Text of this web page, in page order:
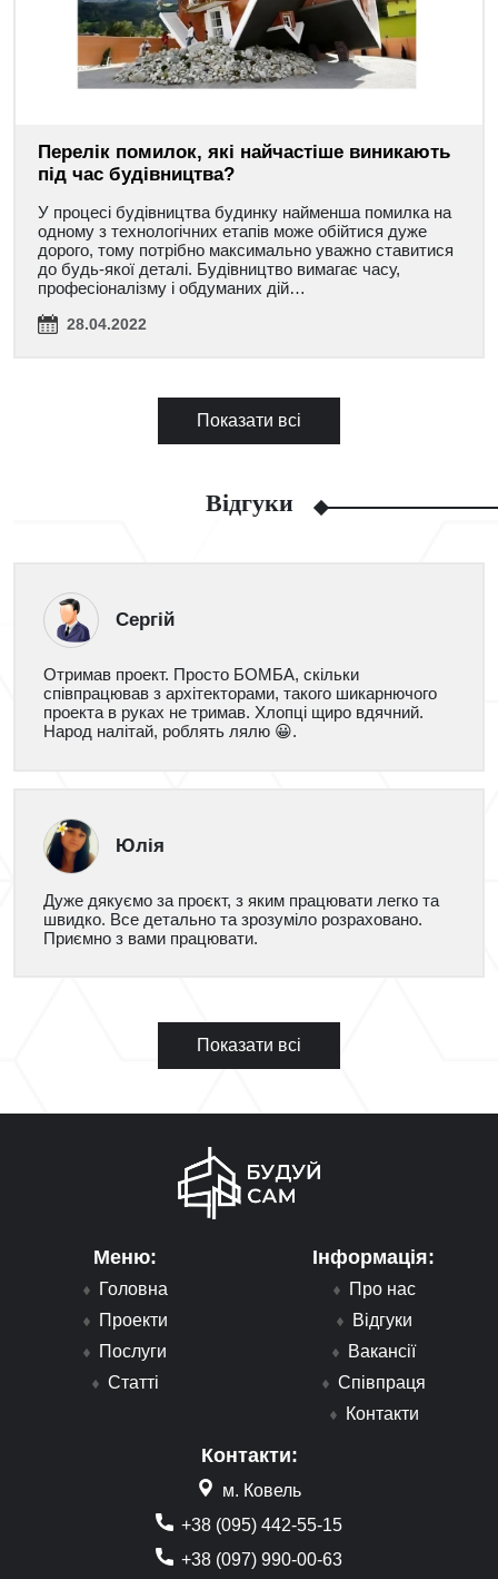
Перелік помилок, які найчастіше виникають
під час будівництва?
У процесі будівництва будинку найменша помилка на
одному з технологічних етапів може обійтися дуже
дорого, тому потрібно максимально уважно ставитися
до будь-якої деталі. Будівництво вимагає часу,
професіоналізму і обдуманих дій…
28.04.2022
Показати всі
Відгуки
Сергій
Отримав проект. Просто БОМБА, скільки
співпрацював з архітекторами, такого шикарнючого
проекта в руках не тримав. Хлопці щиро вдячний.
Народ налітай, роблять лялю 😀.
Юлія
Дуже дякуємо за проєкт, з яким працювати легко та
швидко. Все детально та зрозуміло розраховано.
Приємно з вами працювати.
Показати всі
Меню:
Головна
Проекти
Послуги
Статті
Інформація:
Про нас
Відгуки
Вакансії
Співпраця
Контакти
Контакти:
м. Ковель
+38 (095) 442-55-15
+38 (097) 990-00-63